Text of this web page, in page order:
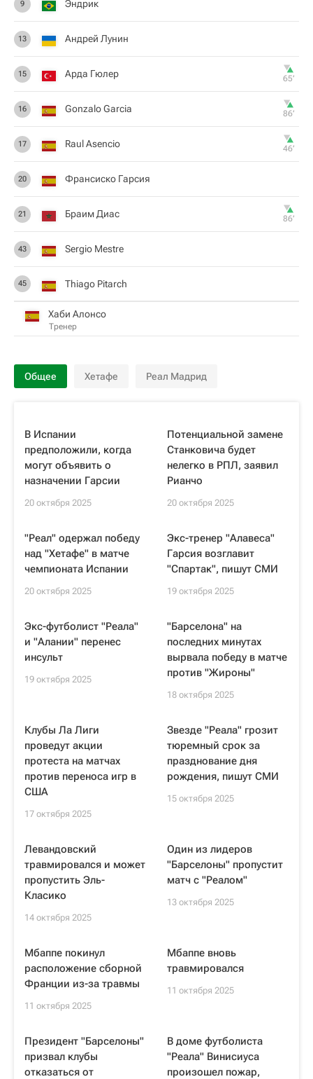
9 Эндрик
13 Андрей Лунин
15 Арда Гюлер 65‎’‎
16 Gonzalo Garcia 86‎’‎
17 Raul Asencio 46‎’‎
20 Франсиско Гарсия
21 Браим Диас 86‎’‎
43 Sergio Mestre
45 Thiago Pitarch
Хаби Алонсо
Тренер
Общее Хетафе Реал Мадрид
В Испании
предположили, когда
могут объявить о
назначении Гарсии
20 октября 2025
Потенциальной замене
Станковича будет
нелегко в РПЛ, заявил
Рианчо
20 октября 2025
"Реал" одержал победу
над "Хетафе" в матче
чемпионата Испании
20 октября 2025
Экс-тренер "Алавеса"
Гарсия возглавит
"Спартак", пишут СМИ
19 октября 2025
Экс-футболист "Реала"
и "Алании" перенес
инсульт
19 октября 2025
"Барселона" на
последних минутах
вырвала победу в матче
против "Жироны"
18 октября 2025
Клубы Ла Лиги
проведут акции
протеста на матчах
против переноса игр в
США
17 октября 2025
Звезде "Реала" грозит
тюремный срок за
празднование дня
рождения, пишут СМИ
15 октября 2025
Левандовский
травмировался и может
пропустить Эль-
Класико
14 октября 2025
Один из лидеров
"Барселоны" пропустит
матч с "Реалом"
13 октября 2025
Мбаппе покинул
расположение сборной
Франции из-за травмы
11 октября 2025
Мбаппе вновь
травмировался
11 октября 2025
Президент "Барселоны"
призвал клубы
отказаться от
В доме футболиста
"Реала" Винисиуса
произошел пожар,